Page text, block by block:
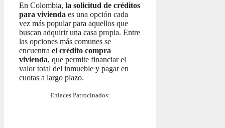
En Colombia, la solicitud de créditos
para vivienda es una opción cada
vez más popular para aquellos que
buscan adquirir una casa propia. Entre
las opciones más comunes se
encuentra el crédito compra
vivienda, que permite financiar el
valor total del inmueble y pagar en
cuotas a largo plazo.
Enlaces Patrocinados: